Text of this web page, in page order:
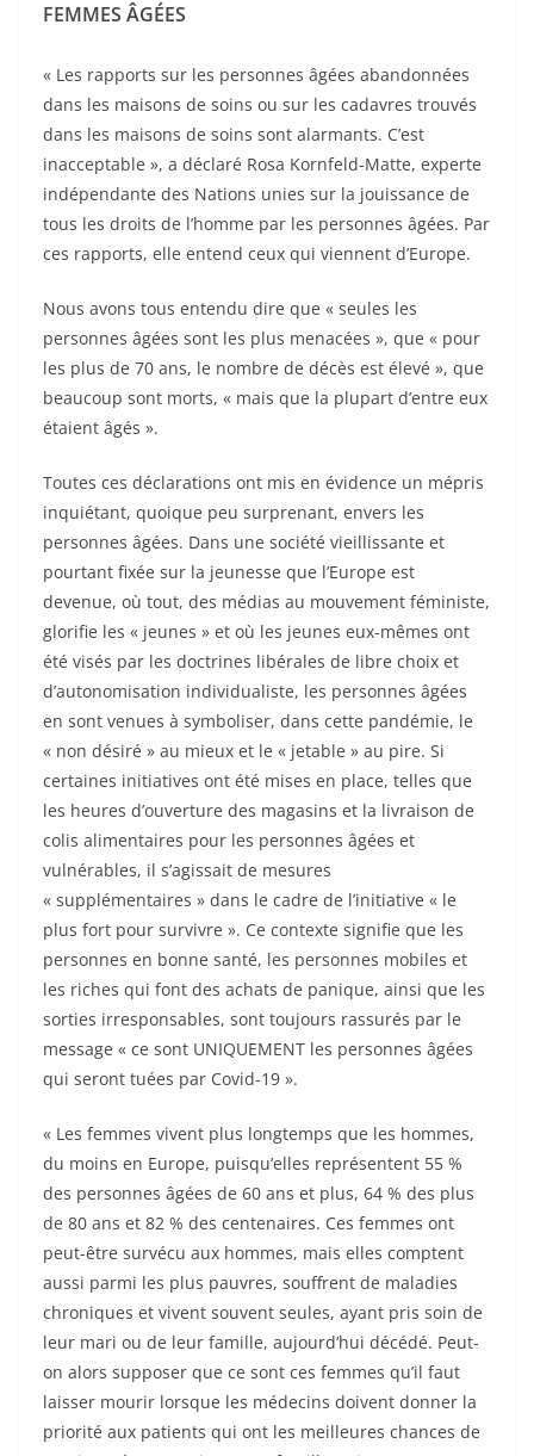
FEMMES ÂGÉES
« Les rapports sur les personnes âgées abandonnées
dans les maisons de soins ou sur les cadavres trouvés
dans les maisons de soins sont alarmants. C’est
inacceptable », a déclaré Rosa Kornfeld-Matte, experte
indépendante des Nations unies sur la jouissance de
tous les droits de l’homme par les personnes âgées. Par
ces rapports, elle entend ceux qui viennent d’Europe.
Nous avons tous entendu dire que « seules les
personnes âgées sont les plus menacées », que « pour
les plus de 70 ans, le nombre de décès est élevé », que
beaucoup sont morts, « mais que la plupart d’entre eux
étaient âgés ».
Toutes ces déclarations ont mis en évidence un mépris
inquiétant, quoique peu surprenant, envers les
personnes âgées. Dans une société vieillissante et
pourtant fixée sur la jeunesse que l’Europe est
devenue, où tout, des médias au mouvement féministe,
glorifie les « jeunes » et où les jeunes eux-mêmes ont
été visés par les doctrines libérales de libre choix et
d’autonomisation individualiste, les personnes âgées
en sont venues à symboliser, dans cette pandémie, le
« non désiré » au mieux et le « jetable » au pire. Si
certaines initiatives ont été mises en place, telles que
les heures d’ouverture des magasins et la livraison de
colis alimentaires pour les personnes âgées et
vulnérables, il s’agissait de mesures
« supplémentaires » dans le cadre de l’initiative « le
plus fort pour survivre ». Ce contexte signifie que les
personnes en bonne santé, les personnes mobiles et
les riches qui font des achats de panique, ainsi que les
sorties irresponsables, sont toujours rassurés par le
message « ce sont UNIQUEMENT les personnes âgées
qui seront tuées par Covid-19 ».
« Les femmes vivent plus longtemps que les hommes,
du moins en Europe, puisqu’elles représentent 55 %
des personnes âgées de 60 ans et plus, 64 % des plus
de 80 ans et 82 % des centenaires. Ces femmes ont
peut-être survécu aux hommes, mais elles comptent
aussi parmi les plus pauvres, souffrent de maladies
chroniques et vivent souvent seules, ayant pris soin de
leur mari ou de leur famille, aujourd’hui décédé. Peut-
on alors supposer que ce sont ces femmes qu’il faut
laisser mourir lorsque les médecins doivent donner la
priorité aux patients qui ont les meilleures chances de